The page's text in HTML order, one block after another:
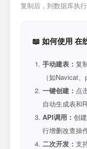
复制后，到数据库执
📖 如何使用 在
手动建表： 复
（如Navicat
一键创建： 点
自动生成表和
API调用： 创
行增删改查操
二次开发： 支